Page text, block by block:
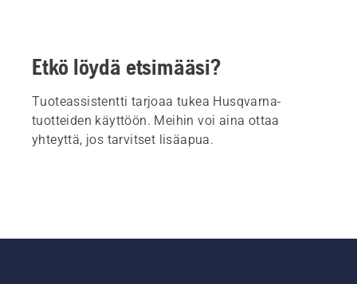
Etkö löydä etsimääsi?
Tuoteassistentti tarjoaa tukea Husqvarna-
tuotteiden käyttöön. Meihin voi aina ottaa
yhteyttä, jos tarvitset lisäapua.